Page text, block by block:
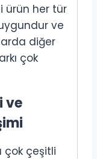
ürün her tür
ve
diğer
çok
ve
çok çeşitli